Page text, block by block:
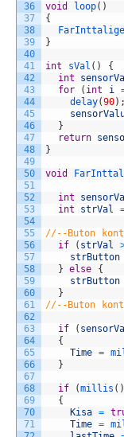
36
37
38
39
40
41
42
43
44
45
46
47
48
49
50
51
52
53
54
55
56
57
58
59
60
61
62
63
64
65
66
67
68
69
70
71
void loop( )
{
}
int sVal ( )
{
int
for
( int i
delay(90) ;
}
return
}
void
int
int
strVal
//--Buton
if
( strVal
strButton
}
else
{
strButton
}
//--Buton
if (
{
Time =
}
if (millis ( )
{
Kisa =
Time =